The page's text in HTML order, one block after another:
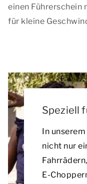
einen
für kleine
Speziell
In
nicht nur
E-